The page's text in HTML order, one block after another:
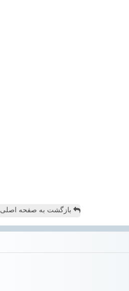
بازگشت به صفحه اصلی